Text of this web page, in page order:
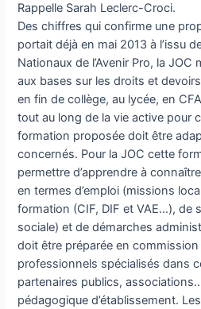
Rappelle Sarah Leclerc-Croci.
Des chiffres qui confirme une
portait déjà en mai 2013 à l’issu
Nationaux de l’Avenir Pro, la
aux bases sur les droits et
en fin de collège, au lycée, en
tout au long de la vie active pour
formation proposée doit être
concernés. Pour la JOC cette
permettre d’apprendre à
en termes d’emploi (missions
formation (CIF, DIF et VAE…), de
sociale) et de démarches
doit être préparée en
professionnels spécialisés dans
partenaires publics,
pédagogique d’établissement.